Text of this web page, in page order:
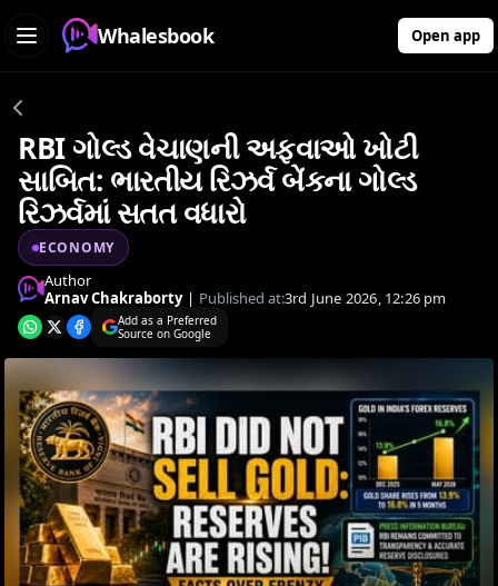
Whalesbook Open app
RBI ગોલ્ડ વેચાણની અફવાઓ ખોટી
સાબિત: ભારતીય રિઝર્વ બેંકના ગોલ્ડ
રિઝર્વમાં સતત વધારો
ECONOMY
Author
Arnav Chakraborty | Published at:3rd June 2026, 12:26 pm
Add as a Preferred
Source on Google